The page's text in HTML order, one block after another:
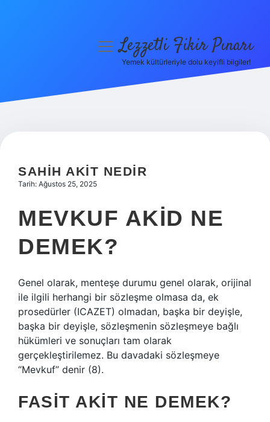
Hakkımızda
menüyüLezzetli Fikir Pınarı
Yemek kültürleriyle dolu keyifli bilgiler!
SAHIH AKIT NEDIR
Tarih: Ağustos 25, 2025
MEVKUF AKID NE
DEMEK?
Genel olarak, menteşe durumu genel olarak, orijinal
ile ilgili herhangi bir sözleşme olmasa da, ek
prosedürler (ICAZET) olmadan, başka bir deyişle,
başka bir deyişle, sözleşmenin sözleşmeye bağlı
hükümleri ve sonuçları tam olarak
gerçekleştirilemez. Bu davadaki sözleşmeye
“Mevkuf” denir (8).
FASIT AKIT NE DEMEK?